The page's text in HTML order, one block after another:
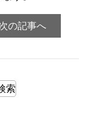
の記事へ